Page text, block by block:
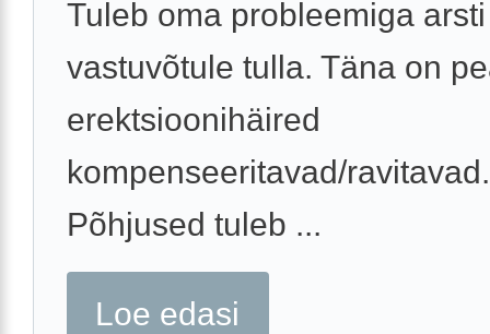
Tuleb oma probleemiga arsti
vastuvõtule tulla. Täna on
erektsioonihäired
kompenseeritavad/ravitavad.
Põhjused tuleb ...
Loe edasi